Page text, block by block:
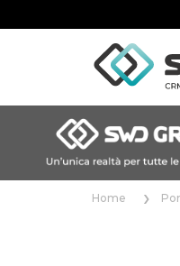
Home